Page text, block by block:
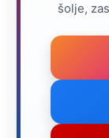
šolje,